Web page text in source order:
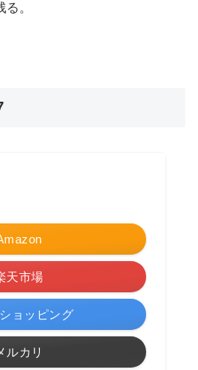
。
天市場
ョッピング
ルカリ